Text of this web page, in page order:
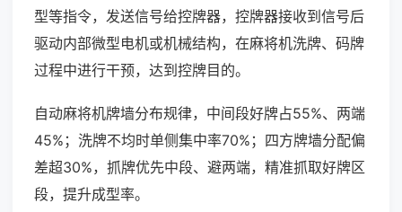
型等指令，发送信号给控牌器，控牌器接收到信号后
驱动内部微型电机或机械结构，在麻将机洗牌、码牌
过程中进行干预，达到控牌目的。
自动麻将机牌墙分布规律，中间段好牌占55%、两端
45%；洗牌不均时单侧集中率70%；四方牌墙分配偏
差超30%，抓牌优先中段、避两端，精准抓取好牌区
段，提升成型率。